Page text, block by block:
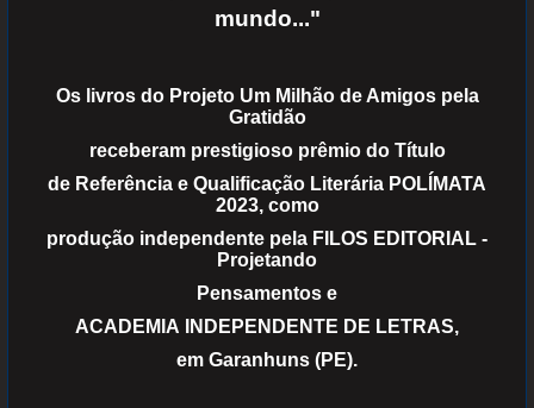
mundo..."
Os livros do Projeto Um Milhão de Amigos pela
Gratidão
receberam prestigioso prêmio do Título
de Referência e Qualificação Literária POLÍMATA
2023, como
produção independente pela FILOS EDITORIAL -
Projetando
Pensamentos e
ACADEMIA INDEPENDENTE DE LETRAS,
em Garanhuns (PE).